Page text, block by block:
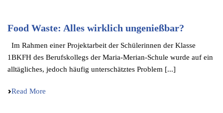
Food Waste: Alles wirklich ungenießbar?
Im Rahmen einer Projekt­ar­beit der Schüle­rin­nen der Klasse
1BKFH des Berufs­kol­legs der Maria-Merian-Schule wurde auf ein
alltäg­li­ches, jedoch häufig unter­schätz­tes Problem [...]
Read More